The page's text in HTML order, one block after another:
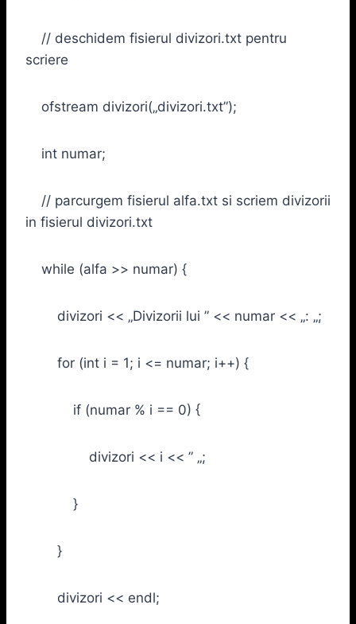
// deschidem fisierul divizori.txt pentru
scriere
ofstream divizori(„divizori.txt”);
int numar;
// parcurgem fisierul alfa.txt si scriem divizorii
in fisierul divizori.txt
while (alfa >> numar) {
divizori << „Divizorii lui ” << numar << „: „;
for (int i = 1; i <= numar; i++) {
if (numar % i == 0) {
divizori << i << ” „;
}
}
divizori << endl;